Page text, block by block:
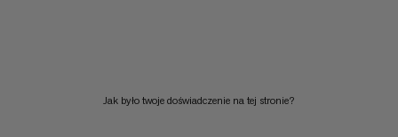
Jak było twoje doświadczenie na tej stronie?